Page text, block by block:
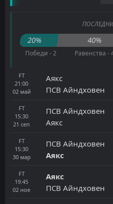
20% 40%
Победи - 2 Равенства -
FT
21:00
02 май
Аякс
ПСВ Айндховен
FT
15:30
21 сеп
ПСВ Айндховен
Аякс
FT
15:30
30 мар
ПСВ Айндховен
Аякс
FT
19:45
02 ное
Аякс
ПСВ Айндховен